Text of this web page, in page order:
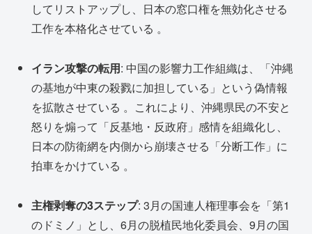
してリストアップし、日本の窓口権を無効化させる
工作を本格化させている 。
イラン攻撃の転用: 中国の影響力工作組織は、「沖縄
の基地が中東の殺戮に加担している」という偽情報
を拡散させている 。これにより、沖縄県民の不安と
怒りを煽って「反基地・反政府」感情を組織化し、
日本の防衛網を内側から崩壊させる「分断工作」に
拍車をかけている 。
主権剥奪の3ステップ: 3月の国連人権理事会を「第1
のドミノ」とし、6月の脱植民地化委員会、9月の国